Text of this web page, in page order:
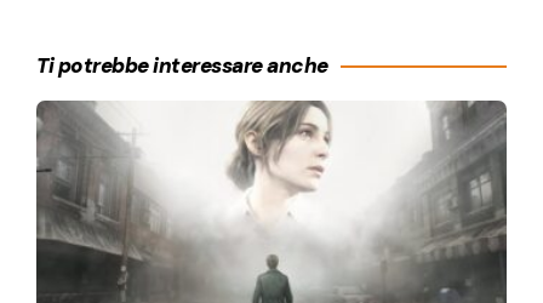
Ti potrebbe interessare anche